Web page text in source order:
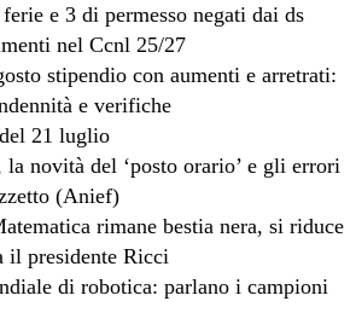
e 3 di permesso negati dai ds
nel Ccnl 25/27
stipendio con aumenti e arretrati:
e verifiche
21 luglio
la novità del ‘posto orario’ e gli errori
(Anief)
rimane bestia nera, si riduce
il presidente Ricci
di robotica: parlano i campioni